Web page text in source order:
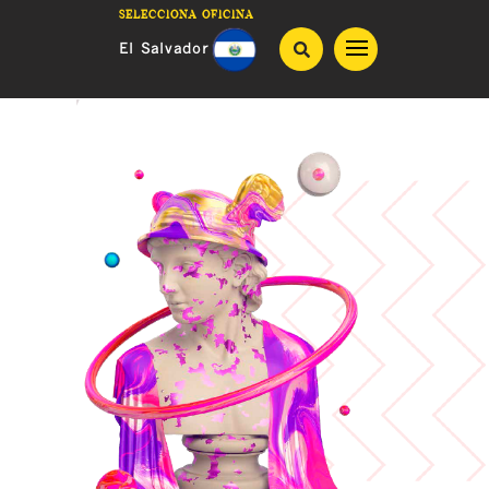
Selecciona oficina
El Salvador
Costa Rica
Honduras
Nicaragua